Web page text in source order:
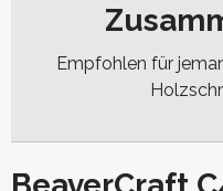
Empfohlen für